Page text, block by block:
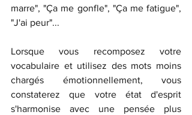
marre", "Ça me gonfle", "Ça me fatigue",
"J'ai peur"...
Lorsque vous recomposez votre
vocabulaire et utilisez des mots moins
chargés émotionnellement, vous
constaterez que votre état d'esprit
s'harmonise avec une pensée plus